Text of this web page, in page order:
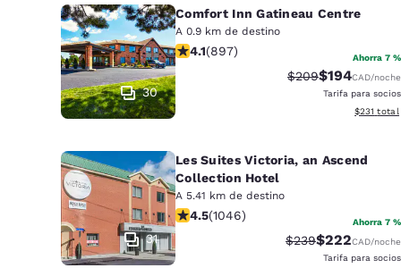
English
Asia-Pacífico
Australia
30
Comfort Inn Gatineau Centre
A 0.9 km de destino
calificación de 4.1 estrellas. Muy
4.1(897) Ahorra 7 %
Precio tachado:
$209Precio con
$194CAD/noche
Tarifa para socios
Ver
$231 total
31
Les Suites Victoria, an Ascend
Collection Hotel
A 5.41 km de destino
calificación de 4.5 estrellas.
4.5(1046) Ahorra 7 %
Precio tachado:
$239Precio con
$222CAD/noche
Tarifa para socios